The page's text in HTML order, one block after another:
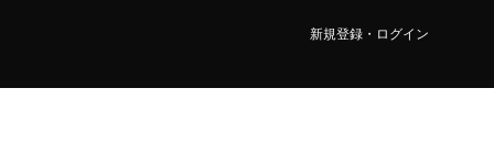
新規登録・ログイン